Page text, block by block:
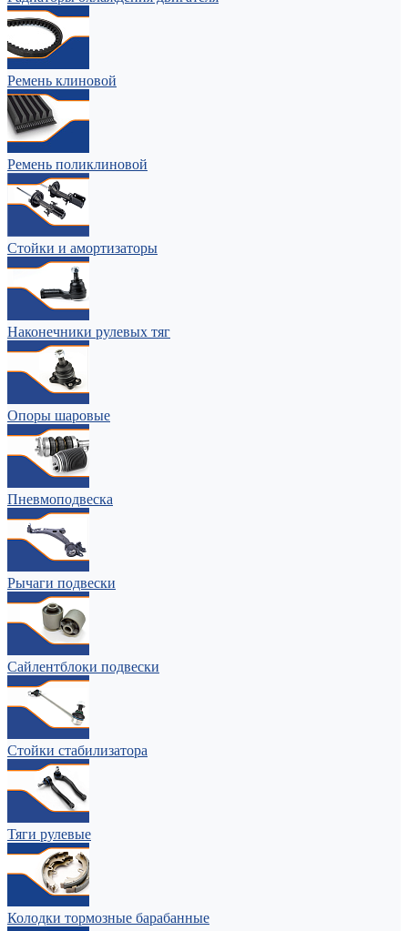
Ремень клиновой
Ремень поликлиновой
Стойки и амортизаторы
Наконечники рулевых тяг
Опоры шаровые
Пневмоподвеска
Рычаги подвески
Сайлентблоки подвески
Стойки стабилизатора
Тяги рулевые
Колодки тормозные барабанные